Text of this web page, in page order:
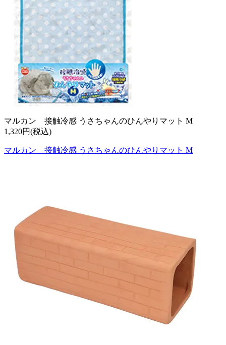
マルカン 接触冷感 うさちゃんのひんやりマット M
1,320円(税込)
マルカン 接触冷感 うさちゃんのひんやりマット M